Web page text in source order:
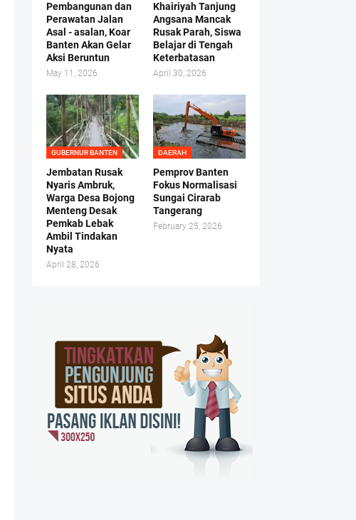
Pembangunan dan
Perawatan Jalan
Asal - asalan, Koar
Banten Akan Gelar
Aksi Beruntun
May 11, 2026
Khairiyah Tanjung
Angsana Mancak
Rusak Parah, Siswa
Belajar di Tengah
Keterbatasan
April 30, 2026
GUBERNUR BANTEN
Jembatan Rusak
Nyaris Ambruk,
Warga Desa Bojong
Menteng Desak
Pemkab Lebak
Ambil Tindakan
Nyata
April 28, 2026
DAERAH
Pemprov Banten
Fokus Normalisasi
Sungai Cirarab
Tangerang
February 25, 2026